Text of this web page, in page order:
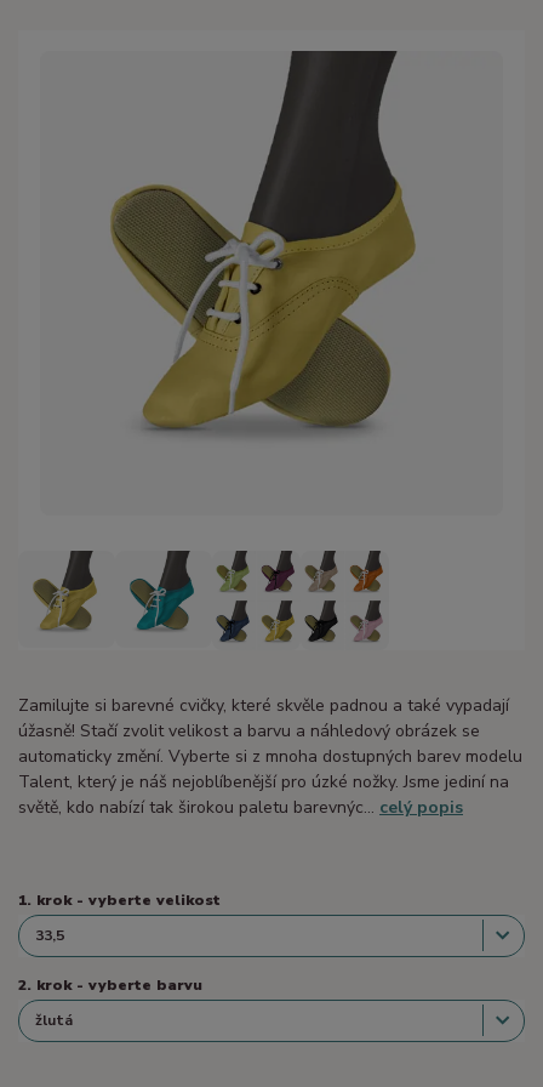
Zamilujte si barevné cvičky, které skvěle padnou a také vypadají
úžasně! Stačí zvolit velikost a barvu a náhledový obrázek se
automaticky změní. Vyberte si z mnoha dostupných barev modelu
Talent, který je náš nejoblíbenější pro úzké nožky. Jsme jediní na
světě, kdo nabízí tak širokou paletu barevnýc... celý popis
1. krok - vyberte velikost
2. krok - vyberte barvu